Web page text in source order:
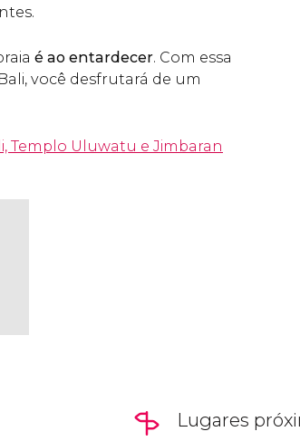
é ao entardecer. Com essa
você desfrutará de um
Templo Uluwatu e Jimbaran
Lugares